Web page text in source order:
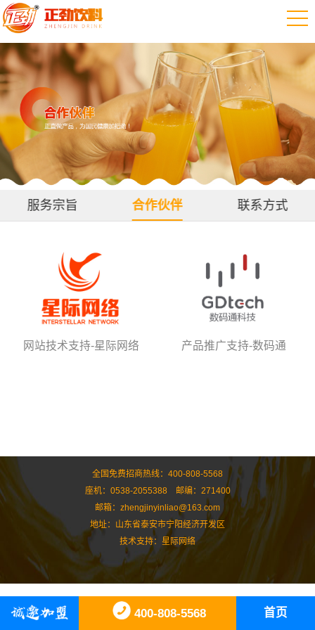
服务宗旨 合作伙伴 联系方式
网站技术支持-星际网络 产品推广支持-数码通
全国免费招商热线：400-808-5568
座机：0538-2055388 邮编：271400
邮箱：zhengjinyinliao@163.com
地址：山东省泰安市宁阳经济开发区
技术支持： 星际网络
400-808-5568 首页